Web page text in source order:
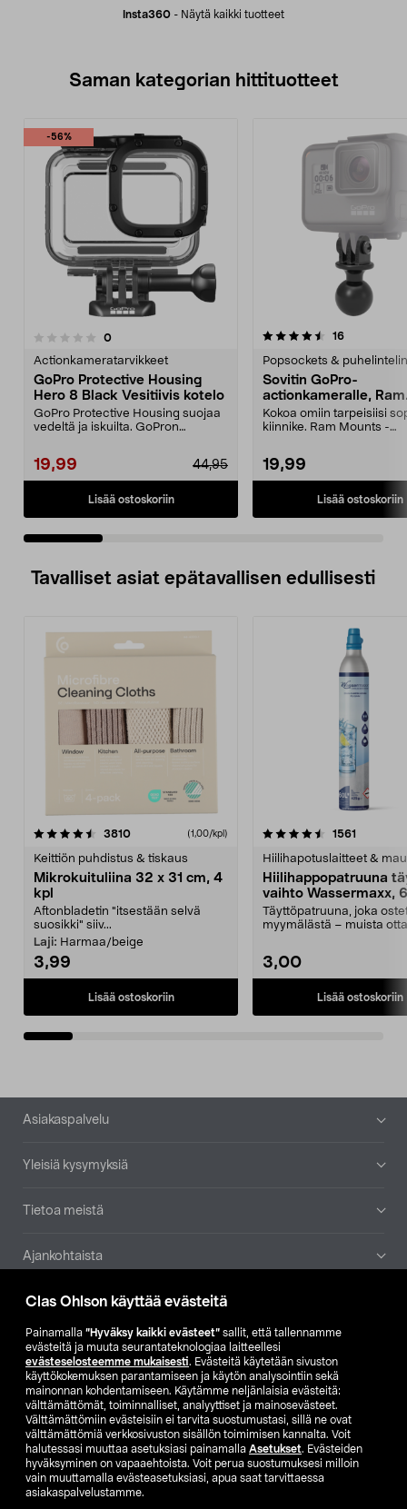
Clas Ohlson käyttää evästeitä
Painamalla ”Hyväksy kaikki evästeet” sallit, että tallennamme
evästeitä ja muuta seurantateknologiaa laitteellesi
evästeselosteemme mukaisesti. Evästeitä käytetään sivuston
käyttökokemuksen parantamiseen ja käytön analysointiin sekä
mainonnan kohdentamiseen. Käytämme neljänlaisia evästeitä:
välttämättömät, toiminnalliset, analyyttiset ja mainosevästeet.
Välttämättömiin evästeisiin ei tarvita suostumustasi, sillä ne ovat
välttämättömiä verkkosivuston sisällön toimimisen kannalta. Voit
halutessasi muuttaa asetuksiasi painamalla Asetukset. Evästeiden
hyväksyminen on vapaaehtoista. Voit perua suostumuksesi milloin
vain muuttamalla evästeasetuksiasi, apua saat tarvittaessa
asiakaspalvelustamme.
Insta360 - Näytä kaikki tuotteet
Saman kategorian hittituotteet
-56%
0arvostelut
Actionkameratarvikkeet
GoPro Protective Housing
Hero 8 Black Vesitiivis kotelo
GoPro Protective Housing suojaa
vedeltä ja iskuilta. GoPron
19,99 44,95
Lisää ostoskoriin
4.5 viidestä
16arvostelut
Popsockets &
Sovitin GoPro-
actionkameralle, Ram
Mounts
Kokoa omiin tarpeisiisi
kiinnike. Ram Mounts -
19,99
Lisää ostoskoriin
4.0 viidestä
Tavalliset asiat epätavallisen edullisesti
3810arvostelut (1,00/kpl)
Keittiön puhdistus & tiskaus
Mikrokuituliina 32 x 31 cm, 4
kpl
Aftonbladetin "itsestään selvä
suosikki" siiv...
Laji: Harmaa/beige
3,99
Lisää ostoskoriin
4.5viidestä
1561
Hiilihapotuslaitteet &
Hiilihappopatruuna
vaihto Wassermaxx,
Täyttöpatruuna, joka
myymälästä – muista
3,00
Lisää ostoskoriin
4.5viidestä
Alatunniste
Asiakaspalvelu
Yleisiä kysymyksiä
Tietoa meistä
Ajankohtaista
Muut yrityksemme
Etsi myymälä
SE NO FI
FI SV